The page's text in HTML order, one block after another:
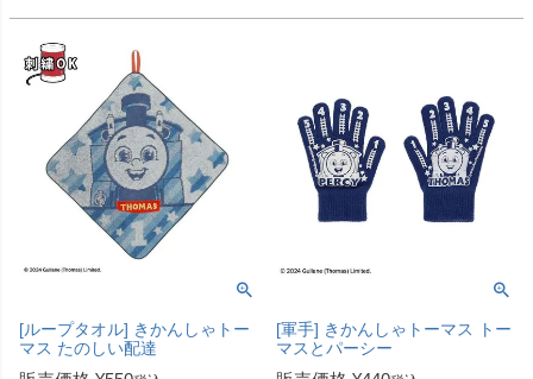
[ループタオル] きかんしゃトー
マス たのしい配達
[軍手] きかんしゃトーマス トー
マスとパーシー